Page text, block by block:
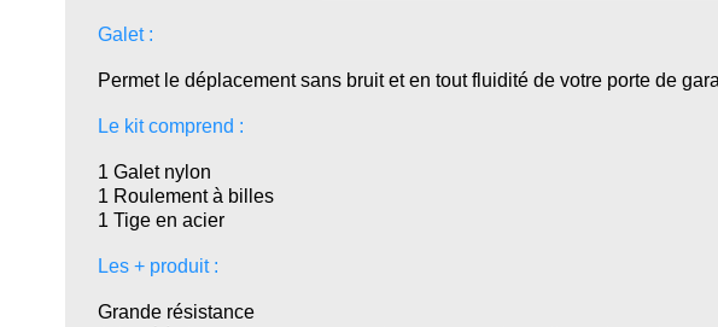
Galet :
Permet le déplacement sans bruit et en tout fluidité de votre porte de
Le kit comprend :
1 Galet nylon
1 Roulement à billes
1 Tige en acier
Les + produit :
Grande résistance